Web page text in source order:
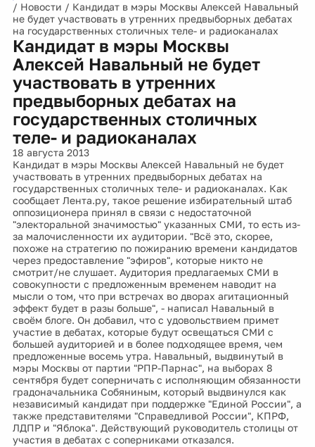
/ Новости / Кандидат в мэры Москвы Алексей Навальный
не будет участвовать в утренних предвыборных дебатах
на государственных столичных теле- и радиоканалах
Кандидат в мэры Москвы
Алексей Навальный не будет
участвовать в утренних
предвыборных дебатах на
государственных столичных
теле- и радиоканалах
18 августа 2013
Кандидат в мэры Москвы Алексей Навальный не будет
участвовать в утренних предвыборных дебатах на
государственных столичных теле- и радиоканалах. Как
сообщает Лента.ру, такое решение избирательный штаб
оппозиционера принял в связи с недостаточной
"электоральной значимостью" указанных СМИ, то есть из-
за малочисленности их аудитории. "Всё это, скорее,
похоже на стратегию по пожиранию времени кандидатов
через предоставление "эфиров", которые никто не
смотрит/не слушает. Аудитория предлагаемых СМИ в
совокупности с предложенным временем наводит на
мысли о том, что при встречах во дворах агитационный
эффект будет в разы больше", - написал Навальный в
своём блоге. Он добавил, что с удовольствием примет
участие в дебатах, которые будут освещаться СМИ с
большей аудиторией и в более подходящее время, чем
предложенные восемь утра. Навальный, выдвинутый в
мэры Москвы от партии "РПР-Парнас", на выборах 8
сентября будет соперничать с исполняющим обязанности
градоначальника Собяниным, который выдвинулся как
независимый кандидат при поддержке "Единой России", а
также представителями "Справедливой России", КПРФ,
ЛДПР и "Яблока". Действующий руководитель столицы от
участия в дебатах с соперниками отказался.